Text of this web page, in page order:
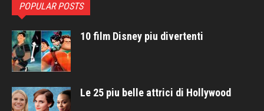
POPULAR POSTS
10 film Disney piu divertenti
Le 25 piu belle attrici di Hollywood